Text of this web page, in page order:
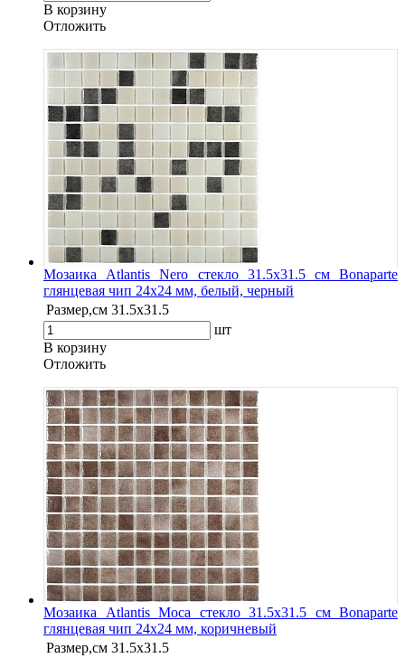
В корзину
Oтложить
Мозаика Atlantis Nero стекло 31.5х31.5 см Bonaparte
глянцевая чип 24х24 мм, белый, черный
Размер,см 31.5х31.5
шт
В корзину
Oтложить
Мозаика Atlantis Moca стекло 31.5х31.5 см Bonaparte
глянцевая чип 24х24 мм, коричневый
Размер,см 31.5х31.5